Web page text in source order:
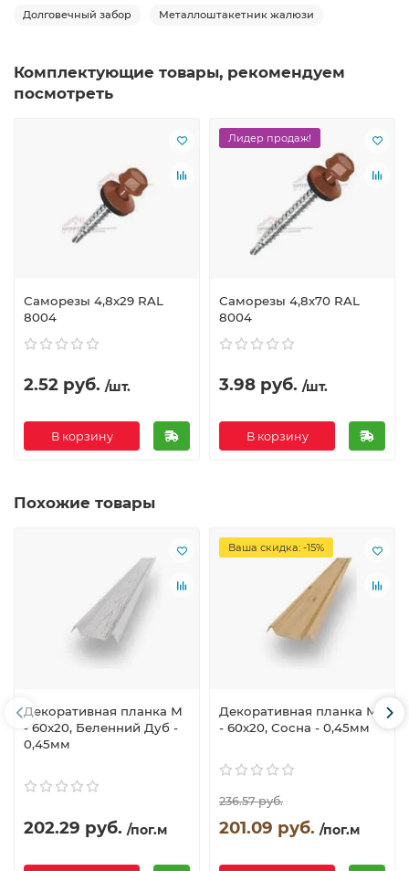
Долговечный забор Металлоштакетник жалюзи
Комплектующие товары, рекомендуем
посмотреть
Саморезы 4,8х29 RAL
8004
2.52 руб. /шт.
В корзину
Лидер продаж!
Саморезы 4,8х70 RAL
8004
3.98 руб. /шт.
В корзину
Похожие товары
Декоративная планка М
- 60х20, Беленний Дуб -
0,45мм
202.29 руб. /пог.м
Ваша скидка: -15%
Декоративная планка М
- 60х20, Сосна - 0,45мм
236.57 руб.
201.09 руб. /пог.м